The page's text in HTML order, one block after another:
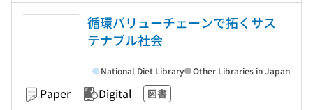
循環バリューチェーンで拓くサス
テナブル社会
Paper Digital 図書
National Diet Library Other Libraries in Japan